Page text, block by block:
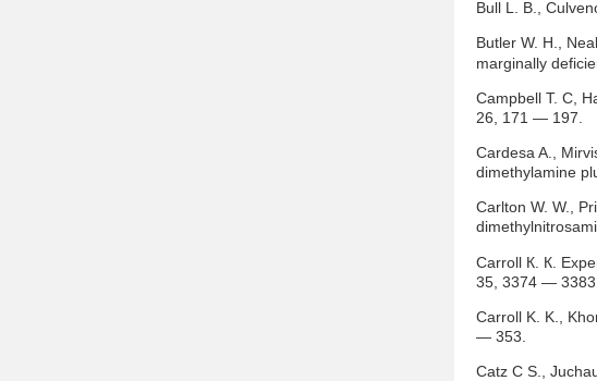
Bull L. В.,
Butler W. H.,
marginally
Campbell T. C,
26, 171 — 197.
Cardesa A.,
dimethylamine
Carlton W. W.,
Carroll К. К.
35, 3374 — 3383.
Carroll K. K.,
— 353.
Catz С S.,